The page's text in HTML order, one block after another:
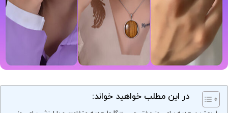
در این مطلب خواهید خواند: